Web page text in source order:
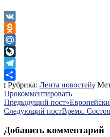
VK
Odnoklassniki
Mail.Ru
LiveJournal
Telegram
Отправить
Рубрика: Лента новостей
Прокомментировать
Навигация
по
записям
Предыдущий пост
Следующий постВремя.
Добавить комментарий